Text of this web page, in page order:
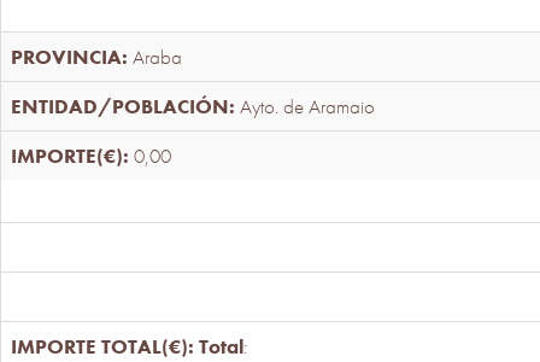
Araba
Ayto. de Aramaio
0,00
Total: